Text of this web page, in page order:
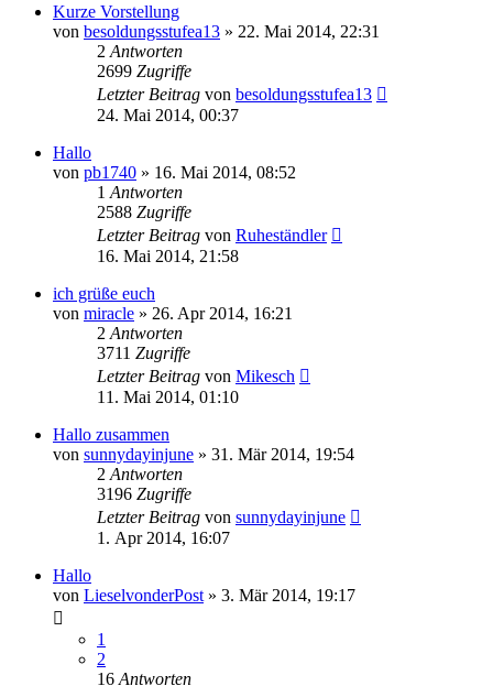
Kurze Vorstellung
von besoldungsstufea13 » 22. Mai 2014, 22:31
2 Antworten
2699 Zugriffe
Letzter Beitrag von besoldungsstufea13
24. Mai 2014, 00:37
Hallo
von pb1740 » 16. Mai 2014, 08:52
1 Antworten
2588 Zugriffe
Letzter Beitrag von Ruheständler
16. Mai 2014, 21:58
ich grüße euch
von miracle » 26. Apr 2014, 16:21
2 Antworten
3711 Zugriffe
Letzter Beitrag von Mikesch
11. Mai 2014, 01:10
Hallo zusammen
von sunnydayinjune » 31. Mär 2014, 19:54
2 Antworten
3196 Zugriffe
Letzter Beitrag von sunnydayinjune
1. Apr 2014, 16:07
Hallo
von LieselvonderPost » 3. Mär 2014, 19:17
1
2
16 Antworten